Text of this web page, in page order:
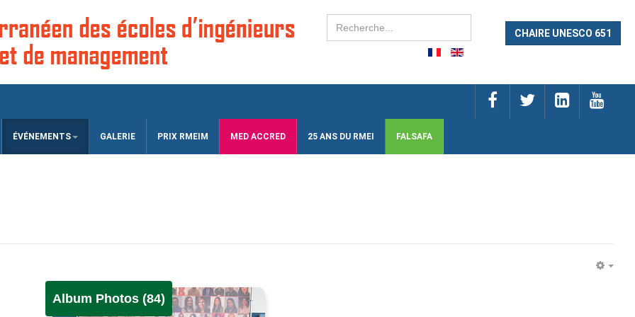
CHAIRE UNESCO 651
ÉVÉNEMENTS GALERIE PRIX RMEIM MED ACCRED 25 ANS DU RMEI FALSAFA
Album Photos (84)